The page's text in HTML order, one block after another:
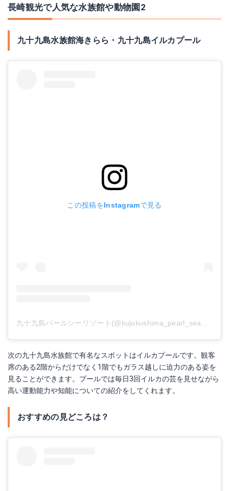
長崎観光で人気な水族館や動物園2
九十九島水族館海きらら・九十九島イルカプール
この投稿をInstagramで見る
次の九十九島水族館で有名なスポットはイルカプールです。観客
席のある2階からだけでなく1階でもガラス越しに迫力のある姿を
見ることができます。プールでは毎日3回イルカの芸を見せながら
高い運動能力や知能についての紹介をしてくれます。
おすすめの見どころは？